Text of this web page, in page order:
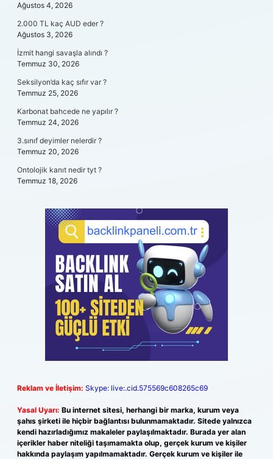
Ağustos 4, 2026
2.000 TL kaç AUD eder ?
Ağustos 3, 2026
İzmit hangi savaşla alındı ?
Temmuz 30, 2026
Seksilyon’da kaç sıfır var ?
Temmuz 25, 2026
Karbonat bahcede ne yapılır ?
Temmuz 24, 2026
3.sınıf deyimler nelerdir ?
Temmuz 20, 2026
Ontolojik kanıt nedir tyt ?
Temmuz 18, 2026
Reklam ve İletişim: Skype: live:.cid.575569c608265c69
Yasal Uyarı: Bu internet sitesi, herhangi bir marka, kurum veya
şahıs şirketi ile hiçbir bağlantısı bulunmamaktadır. Sitede yalnızca
kendi hazırladığımız makaleler paylaşılmaktadır. Burada yer alan
içerikler haber niteliği taşımamakta olup, gerçek kurum ve kişiler
hakkında paylaşım yapılmamaktadır. Gerçek kurum ve kişiler ile